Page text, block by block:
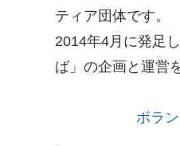
ティア団体です。
2014年4月に発足
ば」の企画と運営
ボラ